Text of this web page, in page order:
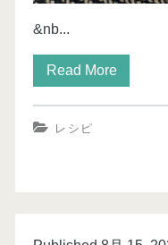
&nb...
Read More
レシピ